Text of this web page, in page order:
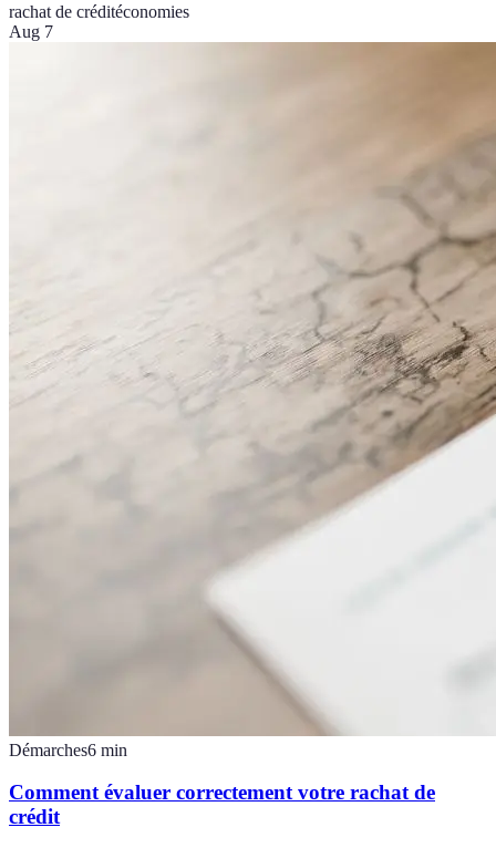
rachat de créditéconomies
Aug 7
Démarches6 min
Comment évaluer correctement votre rachat de
crédit